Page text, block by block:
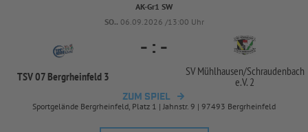
AK-Gr1 SW
SO.. 06.09.2026 /13:00 Uhr
TSV 07 Bergrheinfeld 3
- : -
SV Mühlhausen/Schraudenbach
e.V. 2
ZUM SPIEL
Sportgelände Bergrheinfeld, Platz 1 | Jahnstr. 9 | 97493 Bergrheinfeld